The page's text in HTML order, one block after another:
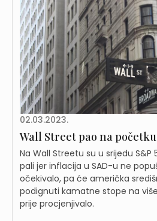
02.03.2023.
Wall Street pao na
Na Wall Streetu su u srijedu S&P
pali jer inflacija u SAD-u ne
očekivalo, pa će američka
podignuti kamatne stope na
prije procjenjivalo.